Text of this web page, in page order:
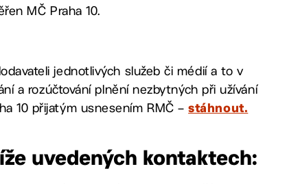
MČ Praha 10.
jednotlivých služeb či médií a to v
a rozúčtování plnění nezbytných při užívání
10 přijatým usnesením RMČ –stáhnout.
uvedených kontaktech: